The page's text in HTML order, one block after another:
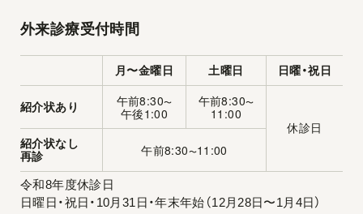
外来診療受付時間
月〜金曜日 土曜日 日曜・祝日
紹介状あり 午前8:30〜
午後1:00
午前8:30〜
11:00
休診日
紹介状なし
再診
午前8:30〜11:00
令和8年度休診日
日曜日・祝日・10月31日・年末年始（12月28日〜1月4日）